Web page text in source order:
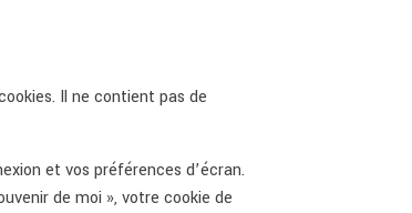
Il ne contient pas de
et vos préférences d’écran.
de moi », votre cookie de